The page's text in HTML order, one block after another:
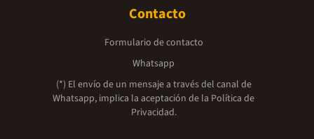
Contacto
Formulario de contacto
Whatsapp
(*) El envío de un mensaje a través del canal de
Whatsapp, implica la aceptación de la Política de
Privacidad.